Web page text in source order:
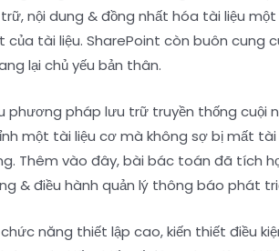
nội dung & đồng nhất hóa tài liệu
tài liệu. SharePoint còn buôn cung
lại chủ yếu bản thân.
pháp lưu trữ truyền thống cuội
một tài liệu cơ mà không sợ bị mất
Thêm vào đây, bài bác toán đã tích
& điều hành quản lý thông báo phát
năng thiết lập cao, kiến thiết điều